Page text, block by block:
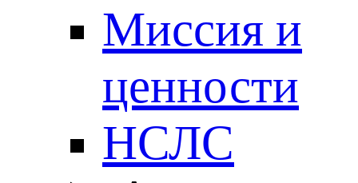
Миссия и
ценности
НСЛС